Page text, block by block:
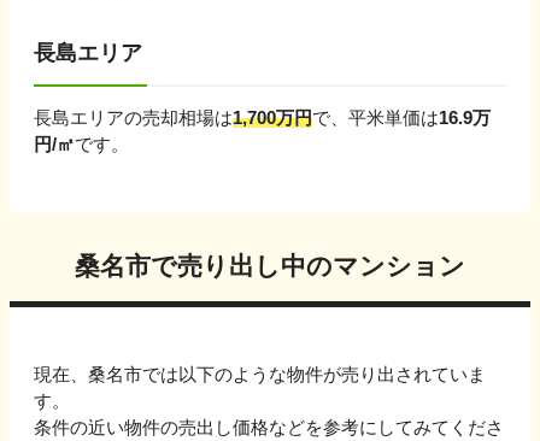
長島エリア
長島エリアの売却相場は1,700万円で、平米単価は16.9万
円/㎡です。
桑名市で売り出し中のマンション
現在、 桑名市では以下のような物件が売り出されていま
す。
条件の近い物件の売出し価格などを参考にしてみてくださ